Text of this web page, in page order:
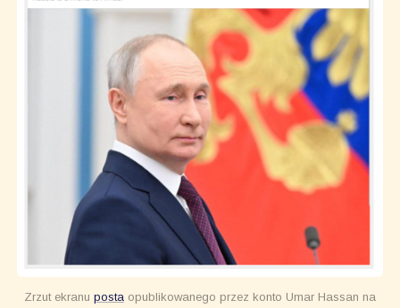
Zrzut ekranu posta opublikowanego przez konto Umar Hassan na